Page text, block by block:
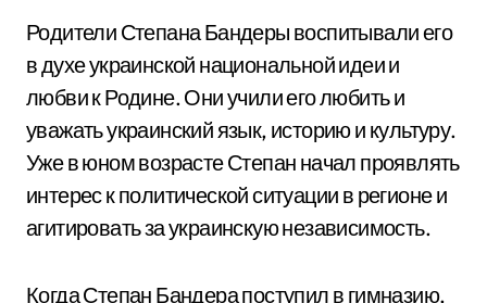
Родители Степана Бандеры воспитывали его
в духе украинской национальной идеи и
любви к Родине. Они учили его любить и
уважать украинский язык, историю и культуру.
Уже в юном возрасте Степан начал проявлять
интерес к политической ситуации в регионе и
агитировать за украинскую независимость.
Когда Степан Бандера поступил в гимназию,